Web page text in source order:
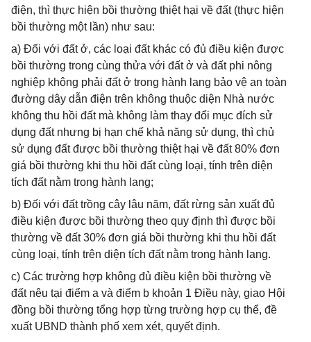
điện, thì thực hiện bồi thường thiệt hại về đất (thực hiện
bồi thường một lần) như sau:
a) Đối với đất ở, các loại đất khác có đủ điều kiện được
bồi thường trong cùng thửa với đất ở và đất phi nông
nghiệp không phải đất ở trong hành lang bảo vệ an toàn
đường dây dẫn điện trên không thuộc diện Nhà nước
không thu hồi đất mà không làm thay đổi mục đích sử
dụng đất nhưng bị hạn chế khả năng sử dụng, thì chủ
sử dụng đất được bồi thường thiệt hại về đất 80% đơn
giá bồi thường khi thu hồi đất cùng loại, tính trên diện
tích đất nằm trong hành lang;
b) Đối với đất trồng cây lâu năm, đất rừng sản xuất đủ
điều kiện được bồi thường theo quy định thì được bồi
thường về đất 30% đơn giá bồi thường khi thu hồi đất
cùng loại, tính trên diện tích đất nằm trong hành lang.
c) Các trường hợp không đủ điều kiện bồi thường về
đất nêu tại điểm a và điểm b khoản 1 Điều này, giao Hội
đồng bồi thường tổng hợp từng trường hợp cụ thể, đề
xuất UBND thành phố xem xét, quyết định.